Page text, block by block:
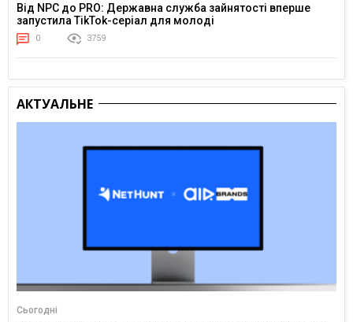
Від NPC до PRO: Державна служба зайнятості вперше
запустила TikTok-серіал для молоді
0 3759
АКТУАЛЬНЕ
Сьогодні